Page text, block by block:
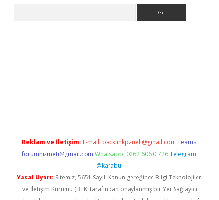
Reklam ve İletişim: E-mail: backlinkpaneli@gmail.com Teams:
forumhizmeti@gmail.com Whatsapp: 0262 606 0 726 Telegram:
@karabul
Yasal Uyarı: Sitemiz, 5651 Sayılı Kanun gereğince Bilgi Teknolojileri
ve İletişim Kurumu (BTK) tarafından onaylanmış bir Yer Sağlayıcı